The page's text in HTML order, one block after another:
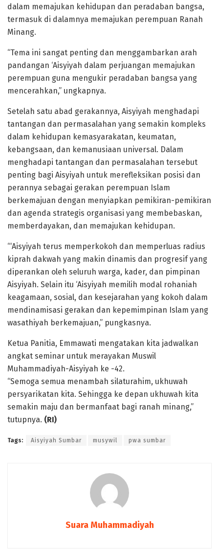
dalam memajukan kehidupan dan peradaban bangsa,
termasuk di dalamnya memajukan perempuan Ranah
Minang.
“Tema ini sangat penting dan menggambarkan arah
pandangan ‘Aisyiyah dalam perjuangan memajukan
perempuan guna mengukir peradaban bangsa yang
mencerahkan,” ungkapnya.
Setelah satu abad gerakannya, Aisyiyah menghadapi
tantangan dan permasalahan yang semakin kompleks
dalam kehidupan kemasyarakatan, keumatan,
kebangsaan, dan kemanusiaan universal. Dalam
menghadapi tantangan dan permasalahan tersebut
penting bagi Aisyiyah untuk merefleksikan posisi dan
perannya sebagai gerakan perempuan Islam
berkemajuan dengan menyiapkan pemikiran-pemikiran
dan agenda strategis organisasi yang membebaskan,
memberdayakan, dan memajukan kehidupan.
“‘Aisyiyah terus memperkokoh dan memperluas radius
kiprah dakwah yang makin dinamis dan progresif yang
diperankan oleh seluruh warga, kader, dan pimpinan
Aisyiyah. Selain itu ‘Aisyiyah memilih modal rohaniah
keagamaan, sosial, dan kesejarahan yang kokoh dalam
mendinamisasi gerakan dan kepemimpinan Islam yang
wasathiyah berkemajuan,” pungkasnya.
Ketua Panitia, Emmawati mengatakan kita jadwalkan
angkat seminar untuk merayakan Muswil
Muhammadiyah-Aisyiyah ke -42.
“Semoga semua menambah silaturahim, ukhuwah
persyarikatan kita. Sehingga ke depan ukhuwah kita
semakin maju dan bermanfaat bagi ranah minang,”
tutupnya. (RI)
Tags: Aisyiyah Sumbar musywil pwa sumbar
Suara Muhammadiyah